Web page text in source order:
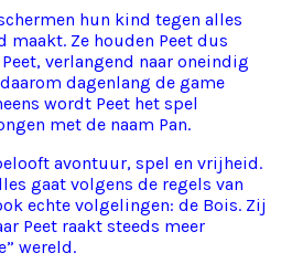
hun kind tegen alles
maakt. Ze houden Peet dus
verlangend naar oneindig
dagenlang de game
wordt Peet het spel
met de naam Pan.
avontuur, spel en vrijheid.
gaat volgens de regels van
echte volgelingen: de Bois. Zij
Peet raakt steeds meer
wereld.